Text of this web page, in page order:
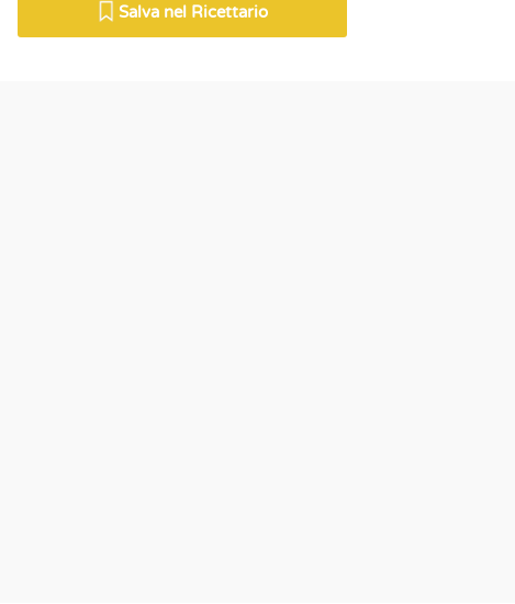
Salva nel Ricettario